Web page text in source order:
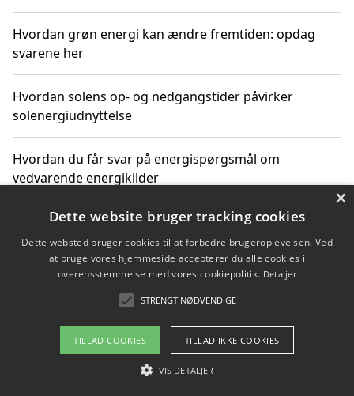
Hvordan grøn energi kan ændre fremtiden: opdag
svarene her
Hvordan solens op- og nedgangstider påvirker
solenergiudnyttelse
Hvordan du får svar på energispørgsmål om
vedvarende energikilder
Copyright 2026 - Pilanto Aps
Om / kontakt
Blog Betingelser
×
Dette website bruger tracking cookies
Dette websted bruger cookies til at forbedre brugeroplevelsen. Ved
at bruge vores hjemmeside accepterer du alle cookies i
overensstemmelse med vores cookiepolitik. Detaljer
STRENGT NØDVENDIGE
TILLAD COOKIES TILLAD IKKE COOKIES
VIS DETALJER